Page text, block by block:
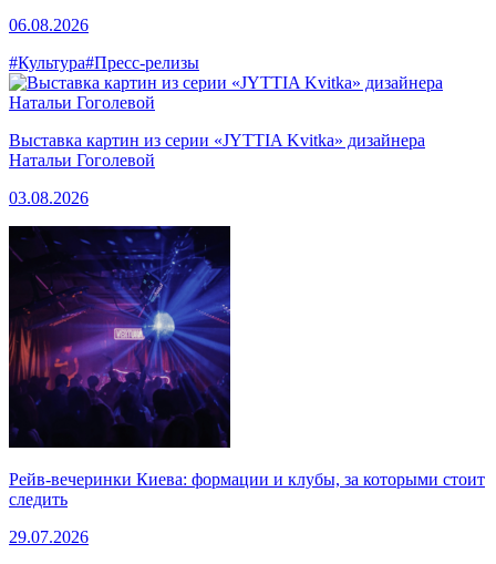
06.08.2026
#Культура#Пресс-релизы
Выставка картин из серии «JYTTIA Kvitka» дизайнера
Натальи Гоголевой
03.08.2026
Рейв-вечеринки Киева: формации и клубы, за которыми стоит
следить
29.07.2026